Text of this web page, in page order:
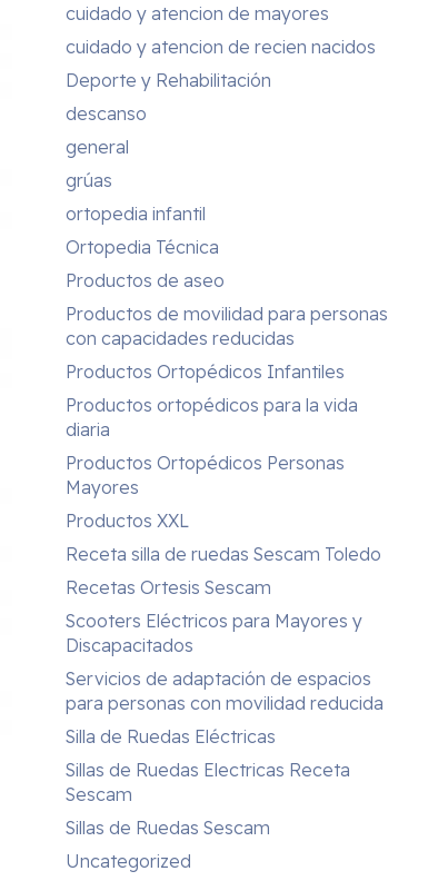
cuidado y atencion de mayores
cuidado y atencion de recien nacidos
Deporte y Rehabilitación
descanso
general
grúas
ortopedia infantil
Ortopedia Técnica
Productos de aseo
Productos de movilidad para personas
con capacidades reducidas
Productos Ortopédicos Infantiles
Productos ortopédicos para la vida
diaria
Productos Ortopédicos Personas
Mayores
Productos XXL
Receta silla de ruedas Sescam Toledo
Recetas Ortesis Sescam
Scooters Eléctricos para Mayores y
Discapacitados
Servicios de adaptación de espacios
para personas con movilidad reducida
Silla de Ruedas Eléctricas
Sillas de Ruedas Electricas Receta
Sescam
Sillas de Ruedas Sescam
Uncategorized